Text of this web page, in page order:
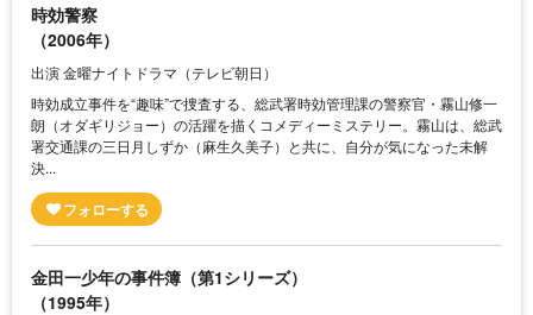
時効警察
（2006年）
出演 金曜ナイトドラマ（テレビ朝日）
時効成立事件を“趣味”で捜査する、総武署時効管理課の警察官・霧山修一
朗（オダギリジョー）の活躍を描くコメディーミステリー。霧山は、総武
署交通課の三日月しずか（麻生久美子）と共に、自分が気になった未解
決...
金田一少年の事件簿（第1シリーズ）
（1995年）